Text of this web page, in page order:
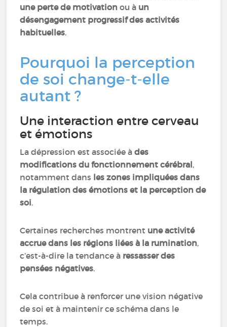
une perte de motivation ou à un
désengagement progressif des activités
habituelles.
Pourquoi la perception
de soi change-t-elle
autant ?
Une interaction entre cerveau
et émotions
La dépression est associée àdes
modifications du fonctionnement cérébral,
notamment dans les zones impliquées dans
la régulation des émotions et la perception de
soi.
Certaines recherches montrent une activité
accrue dans les régions liées à la rumination,
c’est-à-dire la tendance à ressasser des
pensées négatives.
Cela contribue à renforcer une vision négative
de soi et à maintenir ce schéma dans le
temps.